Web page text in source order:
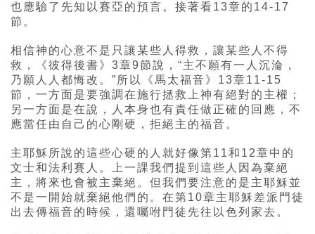
也應驗了先知以賽亞的預言。接著看13章的14-17
節。
相信神的心意不是只讓某些人得救，讓某些人不得
救，《彼得後書》3章9節說，“主不願有一人沉淪，
乃願人人都悔改。”所以《馬太福音》13章11-15
節，一方面是要強調在施行拯救上神有絕對的主權；
另一方面是在說，人本身也有責任做正確的回應，不
應當任由自己的心剛硬，拒絕主的福音。
主耶穌所說的這些心硬的人就好像第11和12章中的
文士和法利賽人。上一課我們提到這些人因為棄絕
主，將來也會被主棄絕。但我們要注意的是主耶穌並
不是一開始就棄絕他們的。在第10章主耶穌差派門徒
出去傳福音的時候，還囑咐門徒先往以色列家去。